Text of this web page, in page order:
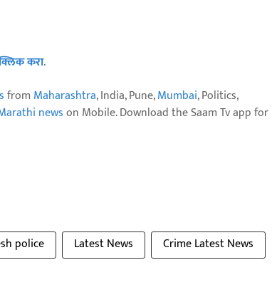
करा.
from Maharashtra, India, Pune,Mumbai, Politics,
newson Mobile. Download the Saam Tv app for
police Latest News Crime Latest News